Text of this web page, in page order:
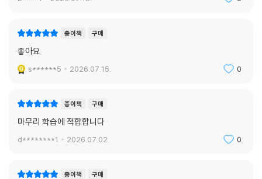
종이책 구매
좋아요
s******5 2026.07.15. 0
종이책 구매
마무리 학습에 적합합니다
d********1 2026.07.02. 0
종이책 구매